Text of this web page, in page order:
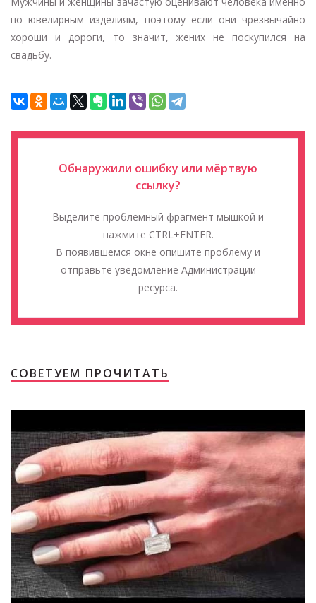
по ювелирным изделиям, поэтому если они чрезвычайно
хороши и дороги, то значит, жених не поскупился на
свадьбу.
Обнаружили ошибку или мёртвую
ссылку?
Выделите проблемный фрагмент мышкой и
нажмите CTRL+ENTER.
В появившемся окне опишите проблему и
отправьте уведомление Администрации
ресурса.
СОВЕТУЕМ ПРОЧИТАТЬ